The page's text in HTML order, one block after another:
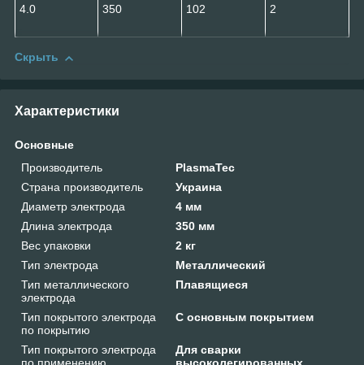
4.0
350 102 2
Скрыть
Характеристики
Основные
Производитель
PlasmaTec
Страна производитель
Украина
Диаметр электрода
4 мм
Длина электрода
350 мм
Вес упаковки
2 кг
Тип электрода
Металлический
Тип металлического
электрода
Плавящиеся
Тип покрытого электрода
по покрытию
С основным покрытием
Тип покрытого электрода
по применению
Для сварки
высоколегированных